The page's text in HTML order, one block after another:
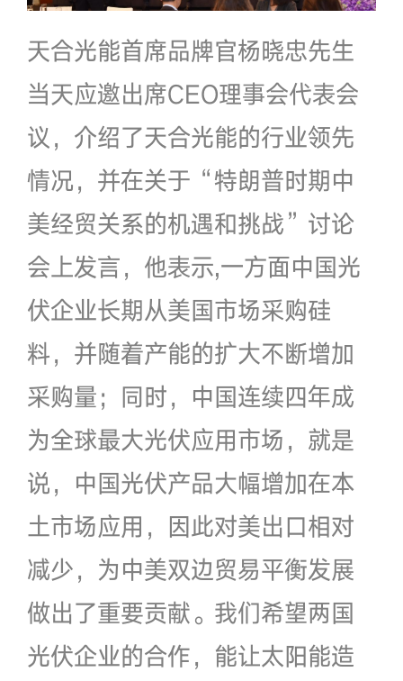
天合光能首席品牌官杨晓忠先生
当天应邀出席CEO理事会代表会
议，介绍了天合光能的行业领先
情况，并在关于“特朗普时期中
美经贸关系的机遇和挑战”讨论
会上发言，他表示,一方面中国光
伏企业长期从美国市场采购硅
料，并随着产能的扩大不断增加
采购量；同时，中国连续四年成
为全球最大光伏应用市场，就是
说，中国光伏产品大幅增加在本
土市场应用，因此对美出口相对
减少，为中美双边贸易平衡发展
做出了重要贡献。我们希望两国
光伏企业的合作，能让太阳能造